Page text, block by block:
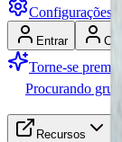
Configurações
Entrar
Torne-se
Procurando grupo
Recursos